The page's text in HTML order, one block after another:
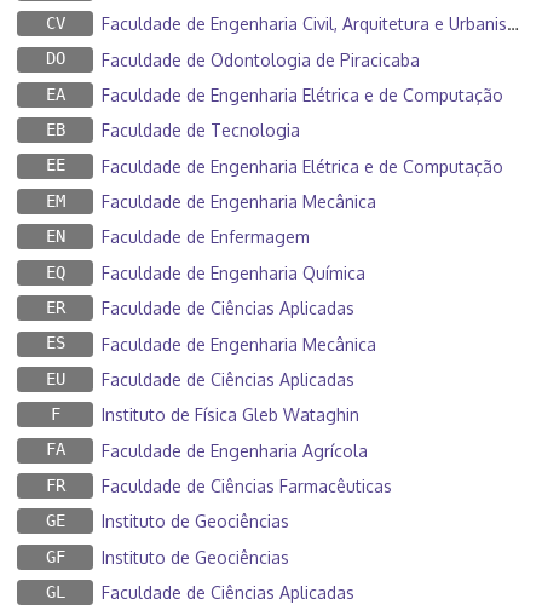
CV Faculdade de Engenharia Civil, Arquitetura e Urbanismo
DO Faculdade de Odontologia de Piracicaba
EA Faculdade de Engenharia Elétrica e de Computação
EB Faculdade de Tecnologia
EE Faculdade de Engenharia Elétrica e de Computação
EM Faculdade de Engenharia Mecânica
EN Faculdade de Enfermagem
EQ Faculdade de Engenharia Química
ER Faculdade de Ciências Aplicadas
ES Faculdade de Engenharia Mecânica
EU Faculdade de Ciências Aplicadas
F Instituto de Física Gleb Wataghin
FA Faculdade de Engenharia Agrícola
FR Faculdade de Ciências Farmacêuticas
GE Instituto de Geociências
GF Instituto de Geociências
GL Faculdade de Ciências Aplicadas